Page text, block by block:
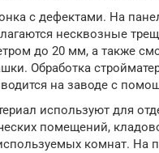
с дефектами. На
несквозные
до 20 мм, а также
Обработка
на заводе с
используют для
помещений,
комнат. На